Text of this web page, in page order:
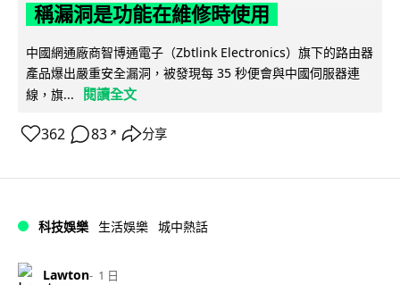
稱漏洞是功能在維修時使用
中國網通廠商智博通電子（Zbtlink Electronics）旗下的路由器
產品爆出嚴重安全漏洞，被發現每 35 秒便會與中國伺服器連
線，旗...
閱讀全文
362 83 ↗ 分享
科技娛樂 生活娛樂 城中熱話
Lawton 1 日